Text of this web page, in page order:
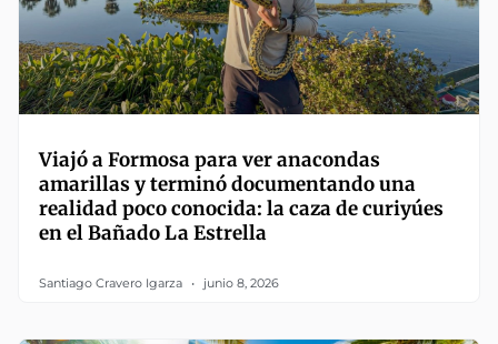
Viajó a Formosa para ver anacondas
amarillas y terminó documentando una
realidad poco conocida: la caza de curiyúes
en el Bañado La Estrella
Santiago Cravero Igarza junio 8, 2026